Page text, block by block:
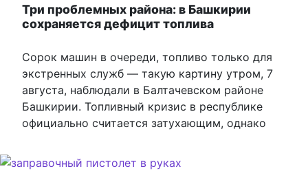
Три проблемных района: в Башкирии
сохраняется дефицит топлива
Сорок машин в очереди, топливо только для
экстренных служб — такую картину утром, 7
августа, наблюдали в Балтачевском районе
Башкирии. Топливный кризис в республике
официально считается затухающим, однако